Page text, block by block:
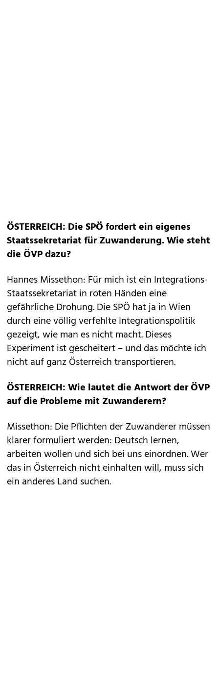
ÖSTERREICH: Die SPÖ fordert ein eigenes
Staatssekretariat für Zuwanderung. Wie steht
die ÖVP dazu?
Hannes Missethon: Für mich ist ein Integrations-
Staatssekretariat in roten Händen eine
gefährliche Drohung. Die SPÖ hat ja in Wien
durch eine völlig verfehlte Integrationspolitik
gezeigt, wie man es nicht macht. Dieses
Experiment ist gescheitert – und das möchte ich
nicht auf ganz Österreich transportieren.
ÖSTERREICH: Wie lautet die Antwort der ÖVP
auf die Probleme mit Zuwanderern?
Missethon: Die Pflichten der Zuwanderer müssen
klarer formuliert werden: Deutsch lernen,
arbeiten wollen und sich bei uns einordnen. Wer
das in Österreich nicht einhalten will, muss sich
ein anderes Land suchen.